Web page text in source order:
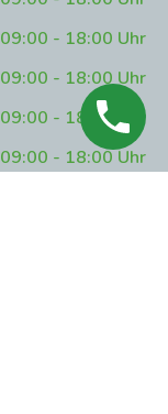
09:00 - 18:00 Uhr
09:00 - 18:00 Uhr
09:00 - 18:00 Uhr
09:00 - 18:00 Uhr